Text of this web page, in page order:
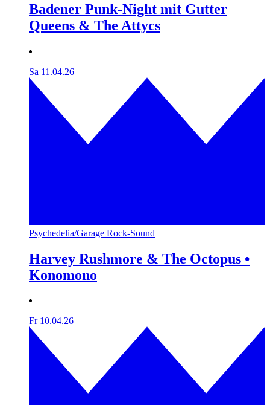
Badener Punk-Night mit Gutter
Queens & The Attycs
Sa 11.04.26 —
Psychedelia/Garage Rock-Sound
Harvey Rushmore & The Octopus •
Konomono
Fr 10.04.26 —